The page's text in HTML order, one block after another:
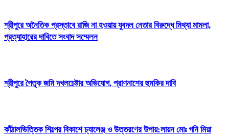
শ্রীপুরে অনৈতিক প্রস্তাবে রাজি না হওয়ায় যুবদল নেতার বিরুদ্ধে মিথ্যা মামলা,
প্রত্যাহারের দাবিতে সংবাদ সম্মেলন
শ্রীপুরে পৈতৃক জমি দখলচেষ্টার অভিযোগ, প্রাণনাশের হুমকির দাবি
কাঁঠালভিত্তিক শিল্পের বিকাশে চ্যালেঞ্জ ও উত্তরণের উপায়:লায়ন মোঃ গনি মিয়া